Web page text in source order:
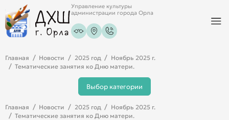
Управление культуры
администрации города Орла
Главная Новости 2025 год
Ноябрь 2025 г.
Тематические занятия ко Дню матери.
Выбор категории
Главная Новости 2025 год
Ноябрь 2025 г.
Тематические занятия ко Дню матери.